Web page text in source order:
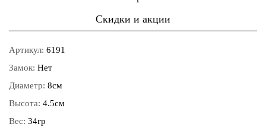
Скидки и акции
Артикул: 6191
Замок: Нет
Диаметр: 8см
Высота: 4.5см
Вес: 34гр